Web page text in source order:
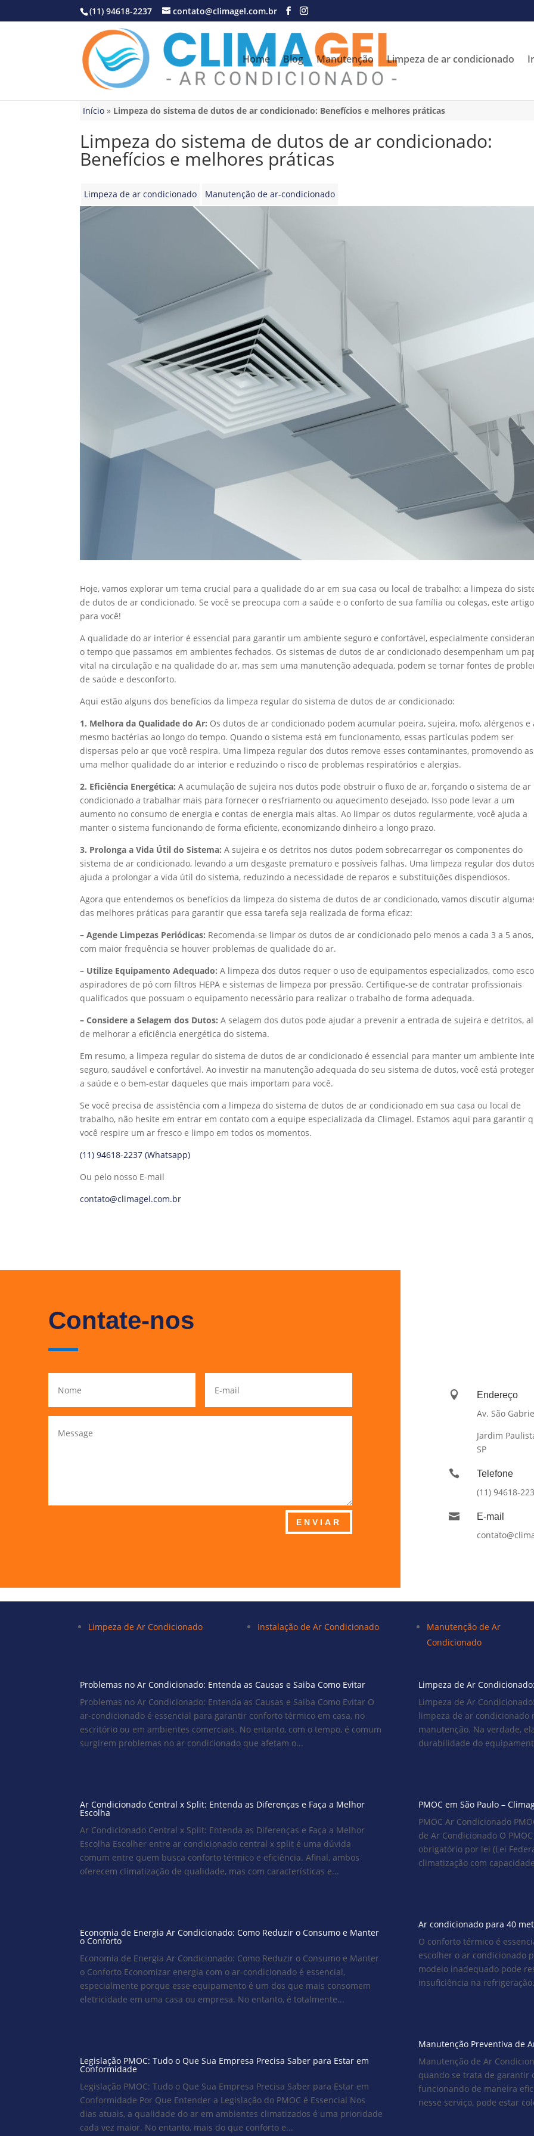
(11) 94618-2237 contato@climagel.com.br
Home Blog Manutenção Limpeza de ar condicionado
Início » Limpeza do sistema de dutos de ar condicionado: Benefícios e melhores práticas
Limpeza do sistema de dutos de ar condicionado:
Benefícios e melhores práticas
Limpeza de ar condicionado Manutenção de ar-condicionado
Hoje, vamos explorar um tema crucial para a qualidade do ar em sua casa ou local de trabalho: a limpeza do
de dutos de ar condicionado. Se você se preocupa com a saúde e o conforto de sua família ou colegas, este
para você!
A qualidade do ar interior é essencial para garantir um ambiente seguro e confortável, especialmente
o tempo que passamos em ambientes fechados. Os sistemas de dutos de ar condicionado desempenham um
vital na circulação e na qualidade do ar, mas sem uma manutenção adequada, podem se tornar fontes de
de saúde e desconforto.
Aqui estão alguns dos benefícios da limpeza regular do sistema de dutos de ar condicionado:
1. Melhora da Qualidade do Ar: Os dutos de ar condicionado podem acumular poeira, sujeira, mofo, alérgenos e
mesmo bactérias ao longo do tempo. Quando o sistema está em funcionamento, essas partículas podem ser
dispersas pelo ar que você respira. Uma limpeza regular dos dutos remove esses contaminantes, promovendo
uma melhor qualidade do ar interior e reduzindo o risco de problemas respiratórios e alergias.
2. Eficiência Energética: A acumulação de sujeira nos dutos pode obstruir o fluxo de ar, forçando o sistema de ar
condicionado a trabalhar mais para fornecer o resfriamento ou aquecimento desejado. Isso pode levar a um
aumento no consumo de energia e contas de energia mais altas. Ao limpar os dutos regularmente, você ajuda a
manter o sistema funcionando de forma eficiente, economizando dinheiro a longo prazo.
3. Prolonga a Vida Útil do Sistema: A sujeira e os detritos nos dutos podem sobrecarregar os componentes do
sistema de ar condicionado, levando a um desgaste prematuro e possíveis falhas. Uma limpeza regular dos dutos
ajuda a prolongar a vida útil do sistema, reduzindo a necessidade de reparos e substituições dispendiosos.
Agora que entendemos os benefícios da limpeza do sistema de dutos de ar condicionado, vamos discutir
das melhores práticas para garantir que essa tarefa seja realizada de forma eficaz:
– Agende Limpezas Periódicas: Recomenda-se limpar os dutos de ar condicionado pelo menos a cada 3 a 5
com maior frequência se houver problemas de qualidade do ar.
– Utilize Equipamento Adequado: A limpeza dos dutos requer o uso de equipamentos especializados, como
aspiradores de pó com filtros HEPA e sistemas de limpeza por pressão. Certifique-se de contratar profissionais
qualificados que possuam o equipamento necessário para realizar o trabalho de forma adequada.
– Considere a Selagem dos Dutos: A selagem dos dutos pode ajudar a prevenir a entrada de sujeira e detritos,
de melhorar a eficiência energética do sistema.
Em resumo, a limpeza regular do sistema de dutos de ar condicionado é essencial para manter um ambiente
seguro, saudável e confortável. Ao investir na manutenção adequada do seu sistema de dutos, você está
a saúde e o bem-estar daqueles que mais importam para você.
Se você precisa de assistência com a limpeza do sistema de dutos de ar condicionado em sua casa ou local de
trabalho, não hesite em entrar em contato com a equipe especializada da Climagel. Estamos aqui para garantir
você respire um ar fresco e limpo em todos os momentos.
(11) 94618-2237 (Whatsapp)
Ou pelo nosso E-mail
contato@climagel.com.br
Contate-nos
ENVIAR
 Endereço
Av. São
Jardim
SP
 Telefone
(11) 94618-
 E-mail
Limpeza de Ar Condicionado Instalação de Ar Condicionado
Manutenção de Ar
Condicionado
Problemas no Ar Condicionado: Entenda as Causas e Saiba Como Evitar
Problemas no Ar Condicionado: Entenda as Causas e Saiba Como Evitar O
ar-condicionado é essencial para garantir conforto térmico em casa, no
escritório ou em ambientes comerciais. No entanto, com o tempo, é comum
surgirem problemas no ar condicionado que afetam o...
Ar Condicionado Central x Split: Entenda as Diferenças e Faça a Melhor
Escolha
Ar Condicionado Central x Split: Entenda as Diferenças e Faça a Melhor
Escolha Escolher entre ar condicionado central x split é uma dúvida
comum entre quem busca conforto térmico e eficiência. Afinal, ambos
oferecem climatização de qualidade, mas com características e...
Economia de Energia Ar Condicionado: Como Reduzir o Consumo e Manter
o Conforto
Economia de Energia Ar Condicionado: Como Reduzir o Consumo e Manter
o Conforto Economizar energia com o ar-condicionado é essencial,
especialmente porque esse equipamento é um dos que mais consomem
eletricidade em uma casa ou empresa. No entanto, é totalmente...
Legislação PMOC: Tudo o Que Sua Empresa Precisa Saber para Estar em
Conformidade
Legislação PMOC: Tudo o Que Sua Empresa Precisa Saber para Estar em
Conformidade Por Que Entender a Legislação do PMOC é Essencial Nos
dias atuais, a qualidade do ar em ambientes climatizados é uma prioridade
cada vez maior. No entanto, mais do que conforto e...
Limpeza de Ar
Limpeza de Ar
limpeza de ar condicionado
manutenção. Na verdade,
durabilidade do
PMOC em São Paulo –
PMOC Ar Condicionado
de Ar Condicionado O
obrigatório por lei (Lei
climatização com
Ar condicionado para 40
O conforto térmico é
escolher o ar condicionado
modelo inadequado pode
insuficiência na
Manutenção Preventiva de
Manutenção de Ar
quando se trata de garantir
funcionando de maneira
nesse serviço, pode estar